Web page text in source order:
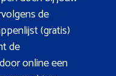
de
(gratis)
de
online een